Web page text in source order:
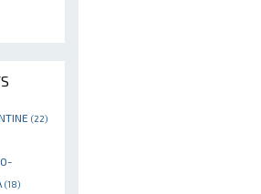
(22)
(18)